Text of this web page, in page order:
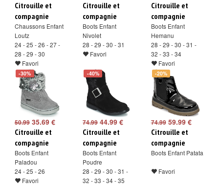
Citrouille et
compagnie
Chaussons Enfant
Loutz
24 - 25 - 26 - 27 -
28 - 29 - 30
Favori
Citrouille et
compagnie
Boots Enfant
Nivolet
28 - 29 - 30 - 31
Favori
Citrouille et
compagnie
Boots Enfant
Hemanu
28 - 29 - 30 - 31 -
32 - 33 - 34
Favori
-30%
50.99 35.69 €
Citrouille et
compagnie
Boots Enfant
Paladou
24 - 25 - 26
Favori
-40%
74.9944.99 €
Citrouille et
compagnie
Boots Enfant
Poudre
28 - 29 - 30 - 31 -
32 - 33 - 34 - 35
-20%
74.9959.99 €
Citrouille et
compagnie
Boots Enfant Patata
Favori